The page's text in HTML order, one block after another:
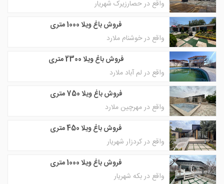
واقع در حصارزیرک شهریار
فروش باغ ویلا 1000 متری
واقع در خوشنام ملارد
فروش باغ ویلا 2300 متری
واقع در لم آباد ملارد
فروش باغ ویلا 750 متری
واقع در مهرچین ملارد
فروش باغ ویلا 450 متری
واقع در کردزار شهریار
فروش باغ ویلا 1000 متری
واقع در بکه شهریار